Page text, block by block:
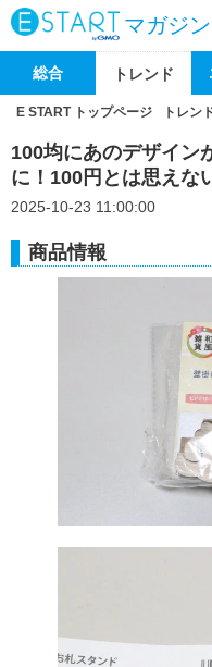
マガジン
総合 トレンド
E START トップページ トレン
100均にあのデザイン
に！100円とは思えな
2025-10-23 11:00:00
商品情報